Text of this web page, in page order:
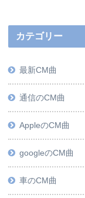
カテゴリー
最新CM曲
通信のCM曲
AppleのCM曲
googleのCM曲
車のCM曲